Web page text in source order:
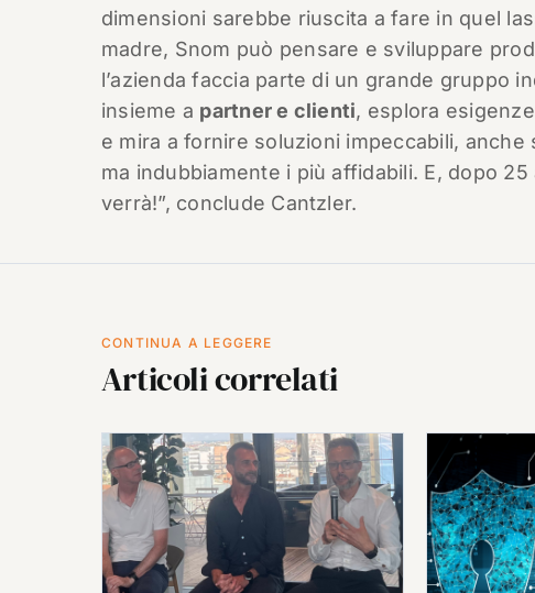
dimensioni sarebbe riuscita a fare in quel
madre, Snom può pensare e sviluppare
l’azienda faccia parte di un grande gruppo
insieme a partner e clienti, esplora
e mira a fornire soluzioni impeccabili,
ma indubbiamente i più affidabili. E, dopo
verrà!”, conclude Cantzler.
CONTINUA A LEGGERE
Articoli correlati